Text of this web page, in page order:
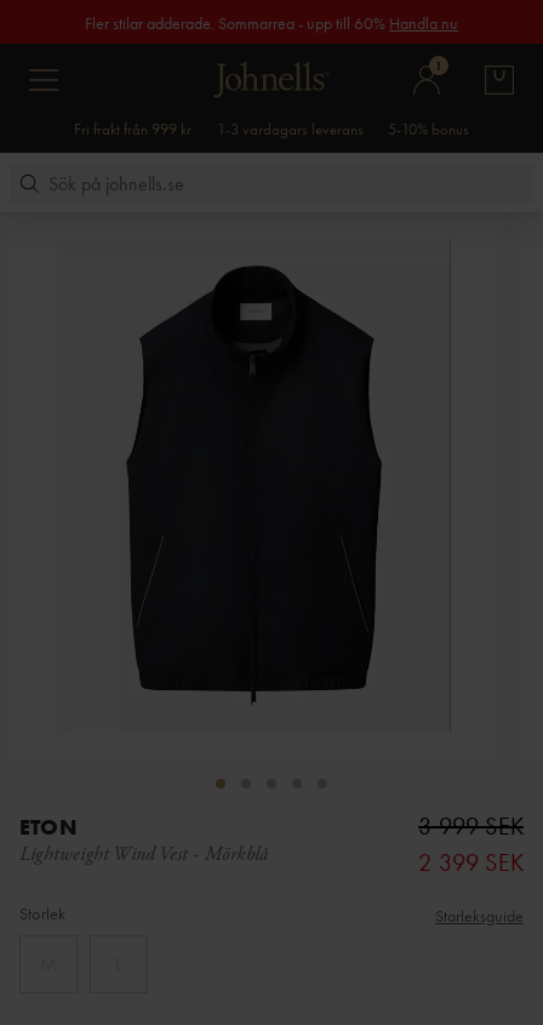
Fler stilar adderade. Sommarrea - upp till 60% Handla nu
1
Fri frakt från 999 kr 1-3 vardagars leverans 5-10% bonus
ETON
Lightweight Wind Vest - Mörkblå
3 999 SEK
2 399 SEK
Storlek Storleksguide